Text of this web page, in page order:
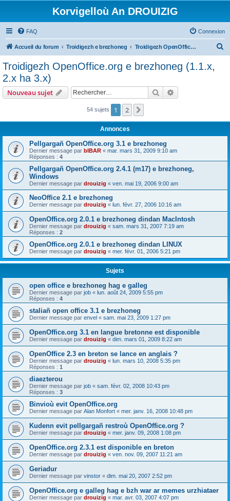
Korvigelloù An DROUIZIG
FAQ Connexion
Accueil du forum Troidigezh e brezhoneg Troidigezh OpenOffice.org e brezhoneg (1.1.x, 2.x ha 3.x)
c
Troidigezh OpenOffice.org e brezhoneg (1.1.x,
2.x ha 3.x)
Nouveau sujet Rechercher
54 sujets 1 2
Annonces
Pellgargañ OpenOffice.org 3.1 e brezhoneg
Dernier message par bIBAR « mar. mars 31, 2009 9:10 am
Réponses : 4
Pellgargañ OpenOffice.org 2.4.1 (m17) e brezhoneg,
Windows
Dernier message par drouizig « ven. mai 19, 2006 9:00 am
NeoOffice 2.1 e brezhoneg
Dernier message par drouizig « lun. févr. 27, 2006 10:16 am
OpenOffice.org 2.0.1 e brezhoneg dindan MacIntosh
Dernier message par drouizig « sam. mars 31, 2007 7:19 am
Réponses : 2
OpenOffice.org 2.0.1 e brezhoneg dindan LINUX
Dernier message par drouizig « mer. févr. 01, 2006 5:21 pm
Sujets
open office e brezhoneg hag e galleg
Dernier message par job « lun. août 24, 2009 5:55 pm
Réponses : 4
staliañ open office 3.1 e brezhoneg
Dernier message par envel « sam. mai 23, 2009 1:27 pm
OpenOffice.org 3.1 en langue bretonne est disponible
Dernier message par drouizig « dim. mars 01, 2009 8:22 am
OpenOffice 2.3 en breton se lance en anglais ?
Dernier message par drouizig « lun. mars 10, 2008 5:35 pm
Réponses : 1
diaezterou
Dernier message par job « sam. févr. 02, 2008 10:43 pm
Réponses : 3
Binvioù evit OpenOffice.org
Dernier message par Alan Monfort « mer. janv. 16, 2008 10:48 pm
Kudenn evit pellgargañ restroù OpenOffice.org ?
Dernier message par drouizig « mer. janv. 09, 2008 1:08 pm
OpenOffice.org 2.3.1 est disponible en breton
Dernier message par drouizig « ven. nov. 09, 2007 11:21 am
Geriadur
Dernier message par vinstor « dim. mai 20, 2007 2:52 pm
OpenOffice.org e galleg hag e bzh war ar memes urzhiataer
Dernier message par drouizig « mar. avr. 03, 2007 4:07 pm